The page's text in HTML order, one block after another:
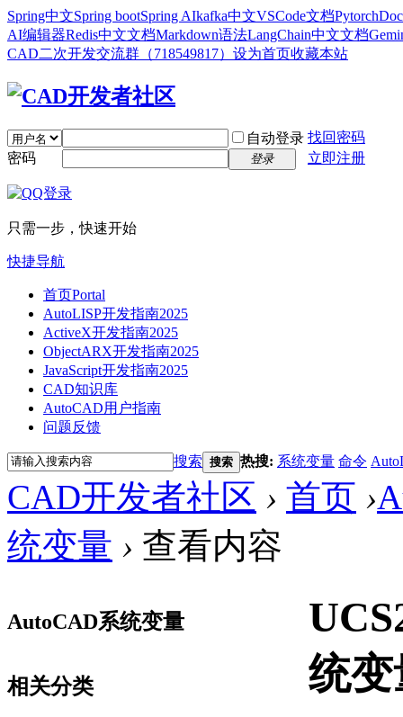
Spring中文Spring bootSpring AIkafka中文VSCode文档Pytorch
AI编辑器Redis中文文档Markdown语法LangChain中文文档
CAD二次开发交流群（718549817） 设为首页收藏本站
自动登录 找回密码
密码
登录 立即注册
只需一步，快速开始
快捷导航
首页Portal
AutoLISP开发指南2025
ActiveX开发指南2025
ObjectARX开发指南2025
JavaScript开发指南2025
CAD知识库
AutoCAD用户指南
问题反馈
搜索 搜索 热搜: 系统变量 命令
CAD开发者社区 › 首页 ›
统变量 › 查看内容
AutoCAD系统变量
相关分类
统